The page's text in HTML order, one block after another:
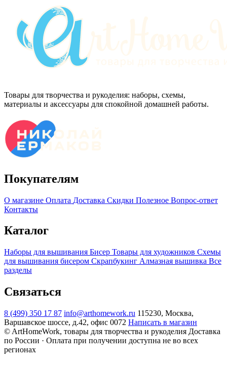
Товары для творчества и рукоделия: наборы, схемы,
материалы и аксессуары для спокойной домашней работы.
Покупателям
О магазине Оплата Доставка Скидки Полезное Вопрос-ответ
Контакты
Каталог
Наборы для вышивания Бисер Товары для художников Схемы
для вышивания бисером Скрапбукинг Алмазная вышивка Все
разделы
Связаться
8 (499) 350 17 87 info@arthomework.ru 115230, Москва,
Варшавское шоссе, д.42, офис 0072 Написать в магазин
© ArtHomeWork, товары для творчества и рукоделия Доставка
по России · Оплата при получении доступна не во всех
регионах